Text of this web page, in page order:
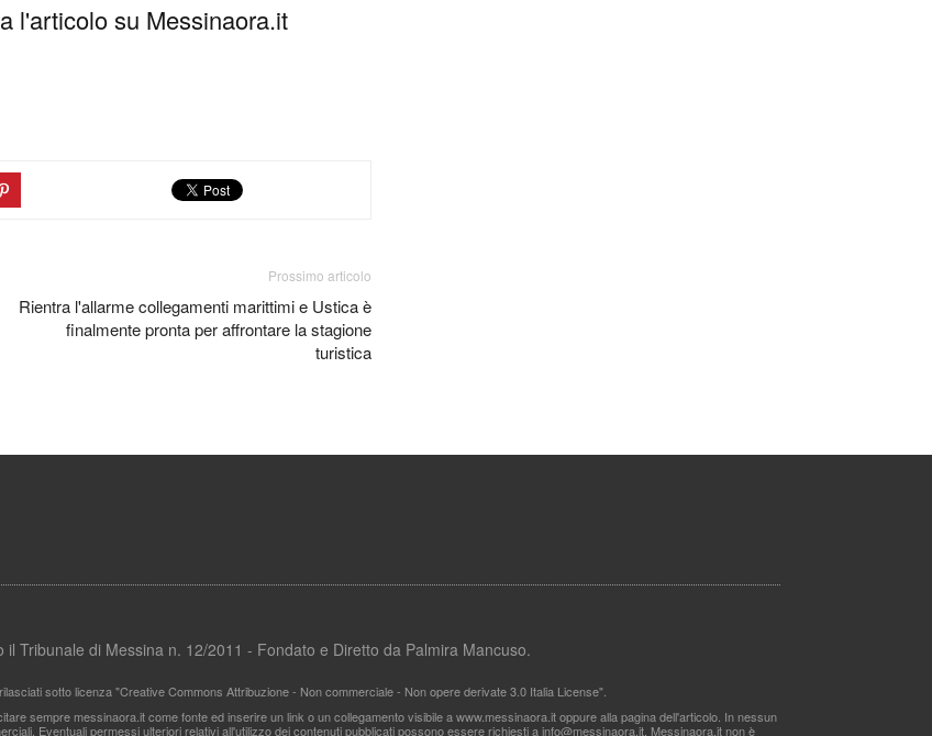
l'articolo su Messinaora.it
Prossimo articolo
Rientra l'allarme collegamenti marittimi e Ustica è
finalmente pronta per affrontare la stagione
turistica
Tribunale di Messina n. 12/2011 - Fondato e Diretto da Palmira Mancuso.
sotto licenza "Creative Commons Attribuzione - Non commerciale - Non opere derivate 3.0 Italia License".
sempre messinaora.it come fonte ed inserire un link o un collegamento visibile a www.messinaora.it oppure alla pagina dell'articolo. In nessun
Eventuali permessi ulteriori relativi all'utilizzo dei contenuti pubblicati possono essere richiesti ainfo@messinaora.it . Messinaora.it non è